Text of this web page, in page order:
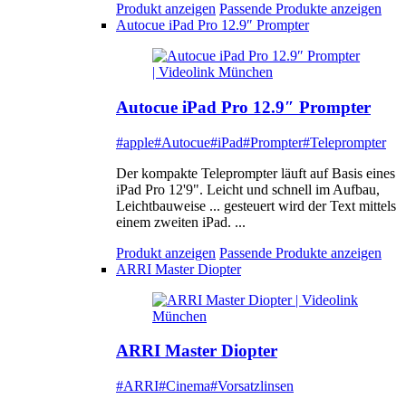
Produkt anzeigen Passende Produkte anzeigen
Autocue iPad Pro 12.9″ Prompter
Autocue iPad Pro 12.9″ Prompter
#apple#Autocue#iPad#Prompter#Teleprompter
Der kompakte Teleprompter läuft auf Basis eines
iPad Pro 12'9". Leicht und schnell im Aufbau,
Leichtbauweise ... gesteuert wird der Text mittels
einem zweiten iPad. ...
Produkt anzeigen Passende Produkte anzeigen
ARRI Master Diopter
ARRI Master Diopter
#ARRI#Cinema#Vorsatzlinsen